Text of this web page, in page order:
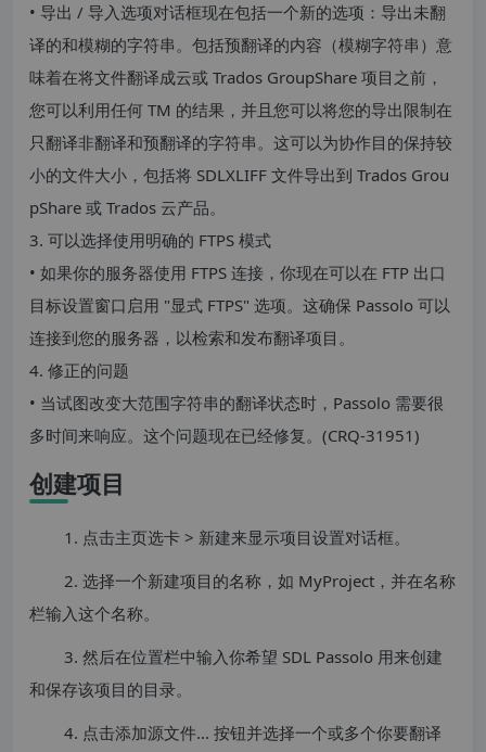
• 导出 / 导入选项对话框现在包括一个新的选项：导出未翻
译的和模糊的字符串。包括预翻译的内容（模糊字符串）意
味着在将文件翻译成云或 Trados GroupShare 项目之前，
您可以利用任何 TM 的结果，并且您可以将您的导出限制在
只翻译非翻译和预翻译的字符串。这可以为协作目的保持较
小的文件大小，包括将 SDLXLIFF 文件导出到 Trados Grou
pShare 或 Trados 云产品。
3. 可以选择使用明确的 FTPS 模式
• 如果你的服务器使用 FTPS 连接，你现在可以在 FTP 出口
目标设置窗口启用 "显式 FTPS" 选项。这确保 Passolo 可以
连接到您的服务器，以检索和发布翻译项目。
4. 修正的问题
• 当试图改变大范围字符串的翻译状态时，Passolo 需要很
多时间来响应。这个问题现在已经修复。(CRQ-31951)
创建项目
1. 点击主页选卡 > 新建来显示项目设置对话框。
2. 选择一个新建项目的名称，如 MyProject，并在名称
栏输入这个名称。
3. 然后在位置栏中输入你希望 SDL Passolo 用来创建
和保存该项目的目录。
4. 点击添加源文件... 按钮并选择一个或多个你要翻译